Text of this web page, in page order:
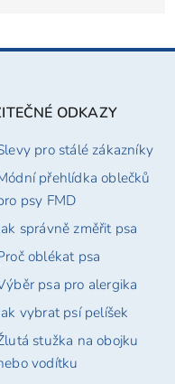
ODKAZY
pro stálé zákazníky
přehlídka oblečků
psy FMD
správně změřit psa
oblékat psa
psa pro alergika
vybrat psí pelíšek
stužka na obojku
vodítku